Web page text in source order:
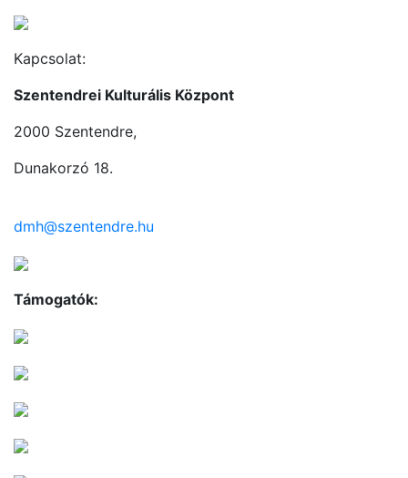
Kapcsolat:
Szentendrei Kulturális Központ
2000 Szentendre,
Dunakorzó 18.
dmh@szentendre.hu
Támogatók: